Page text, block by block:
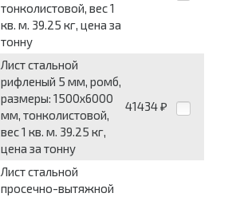
тонколистовой, вес 1
кв. м. 39.25 кг, цена за
тонну
Лист стальной
рифленый 5 мм, ромб,
размеры: 1500x6000
мм, тонколистовой,
вес 1 кв. м. 39.25 кг,
цена за тонну
41434 ₽
Лист стальной
просечно-вытяжной